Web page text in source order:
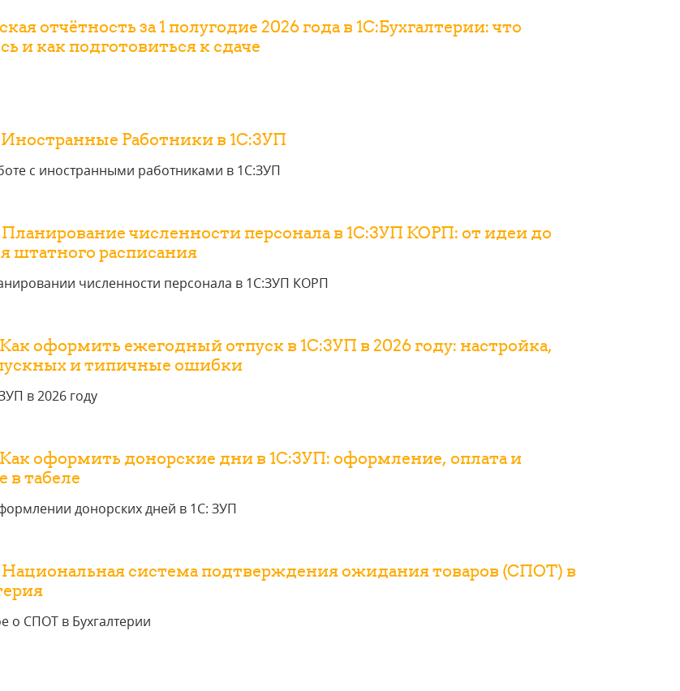
отчётность за 1 полугодие 2026 года в 1С:Бухгалтерии: что
и как подготовиться к сдаче
Иностранные Работники в 1С:ЗУП
с иностранными работниками в 1С:ЗУП
Планирование численности персонала в 1С:ЗУП КОРП: от идеи до
штатного расписания
численности персонала в 1С:ЗУП КОРП
Как оформить ежегодный отпуск в 1С:ЗУП в 2026 году: настройка,
и типичные ошибки
в 2026 году
Как оформить донорские дни в 1С:ЗУП: оформление, оплата и
в табеле
донорских дней в 1С: ЗУП
Национальная система подтверждения ожидания товаров (СПОТ) в
о СПОТ в Бухгалтерии